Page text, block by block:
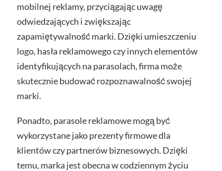
mobilnej reklamy, przyciągając uwagę
odwiedzających i zwiększając
zapamiętywalność marki. Dzięki umieszczeniu
logo, hasła reklamowego czy innych elementów
identyfikujących na parasolach, firma może
skutecznie budować rozpoznawalność swojej
marki.
Ponadto, parasole reklamowe mogą być
wykorzystane jako prezenty firmowe dla
klientów czy partnerów biznesowych. Dzięki
temu, marka jest obecna w codziennym życiu